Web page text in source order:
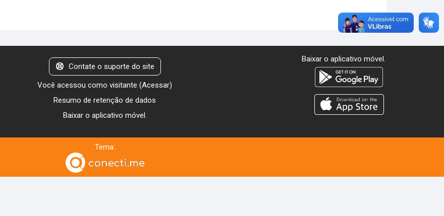
Contate o suporte do site
Você acessou como visitante (Acessar)
Resumo de retenção de dados
Baixar o aplicativo móvel.
Baixar o aplicativo móvel.
Tema: